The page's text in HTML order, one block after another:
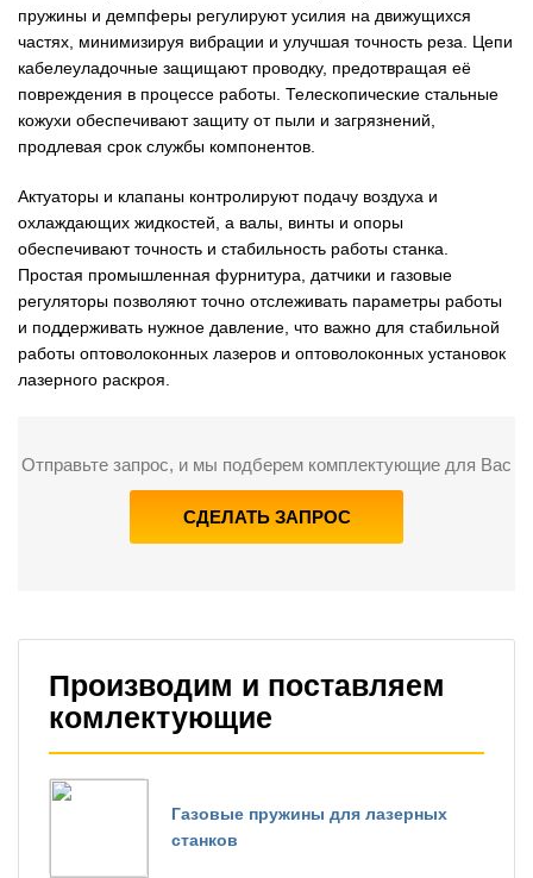
пружины и демпферы регулируют усилия на движущихся
частях, минимизируя вибрации и улучшая точность реза. Цепи
кабелеуладочные защищают проводку, предотвращая её
повреждения в процессе работы. Телескопические стальные
кожухи обеспечивают защиту от пыли и загрязнений,
продлевая срок службы компонентов.
Актуаторы и клапаны контролируют подачу воздуха и
охлаждающих жидкостей, а валы, винты и опоры
обеспечивают точность и стабильность работы станка.
Простая промышленная фурнитура, датчики и газовые
регуляторы позволяют точно отслеживать параметры работы
и поддерживать нужное давление, что важно для стабильной
работы оптоволоконных лазеров и оптоволоконных установок
лазерного раскроя.
Отправьте запрос, и мы подберем комплектующие для Вас
СДЕЛАТЬ ЗАПРОС
Производим и поставляем
комлектующие
Газовые пружины для лазерных
станков